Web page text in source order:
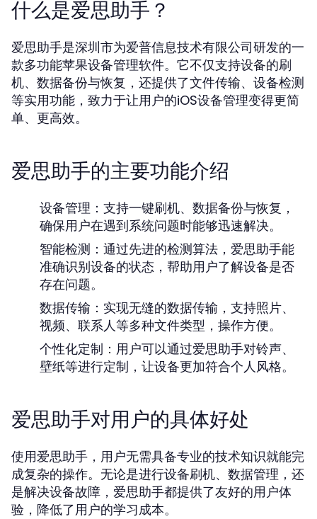
什么是爱思助手？
爱思助手是深圳市为爱普信息技术有限公司研发的一
款多功能苹果设备管理软件。它不仅支持设备的刷
机、数据备份与恢复，还提供了文件传输、设备检测
等实用功能，致力于让用户的iOS设备管理变得更简
单、更高效。
爱思助手的主要功能介绍
设备管理： 支持一键刷机、数据备份与恢复，
确保用户在遇到系统问题时能够迅速解决。
智能检测： 通过先进的检测算法，爱思助手能
准确识别设备的状态，帮助用户了解设备是否
存在问题。
数据传输： 实现无缝的数据传输，支持照片、
视频、联系人等多种文件类型，操作方便。
个性化定制： 用户可以通过爱思助手对铃声、
壁纸等进行定制，让设备更加符合个人风格。
爱思助手对用户的具体好处
使用爱思助手，用户无需具备专业的技术知识就能完
成复杂的操作。无论是进行设备刷机、数据管理，还
是解决设备故障，爱思助手都提供了友好的用户体
验，降低了用户的学习成本。